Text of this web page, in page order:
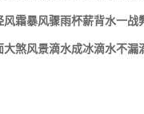
霜暴风骤雨杯薪背水一
煞风景滴水成冰滴水不